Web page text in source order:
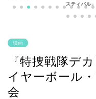
スティバル」
映画
『特捜戦隊デ
イヤーボール
会